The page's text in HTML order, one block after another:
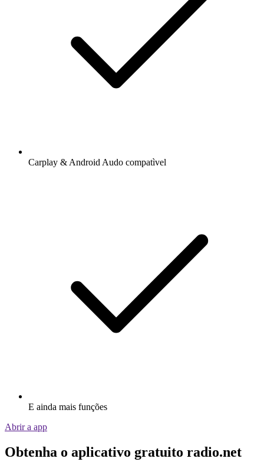
Carplay & Android Audo compatìvel
E ainda mais funções
Abrir a app
Obtenha o aplicativo gratuito radio.net